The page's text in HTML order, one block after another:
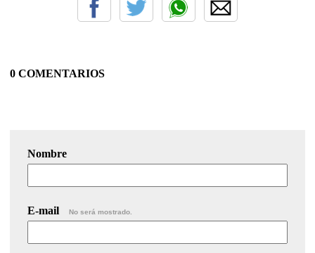
0 COMENTARIOS
Nombre
E-mail No será mostrado.